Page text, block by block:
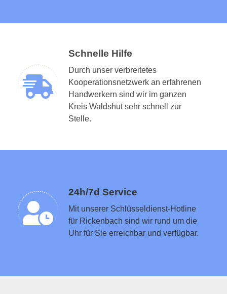
Schnelle Hilfe
Durch unser verbreitetes
Kooperationsnetzwerk an erfahrenen
Handwerkern sind wir im ganzen
Kreis Waldshut sehr schnell zur
Stelle.
24h/7d Service
Mit unserer Schlüsseldienst-Hotline
für Rickenbach sind wir rund um die
Uhr für Sie erreichbar und verfügbar.
Schlüsseldienst in der Nähe vermitteln